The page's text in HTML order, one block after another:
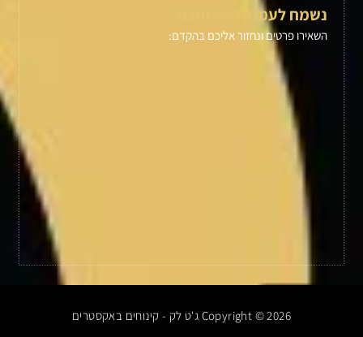
נשמח לעמוד לשירותכם
השאירו פרטים ונחזור אליכם בהקדם:
Copyright © 2026 ג'ט לק - קינוחים באקסטרים